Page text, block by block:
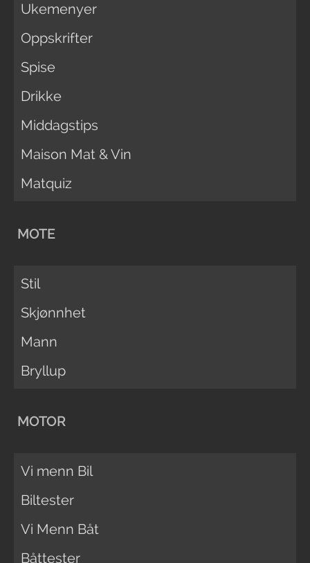
Ukemenyer
Oppskrifter
Spise
Drikke
Middagstips
Maison Mat & Vin
Matquiz
MOTE
Stil
Skjønnhet
Mann
Bryllup
MOTOR
Vi menn Bil
Biltester
Vi Menn Båt
Båttester